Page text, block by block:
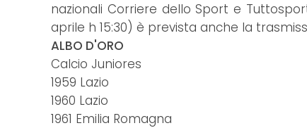
nazionali Corriere dello Sport e
aprile h 15:30) è prevista anche la
ALBO D'ORO
Calcio Juniores
1959 Lazio
1960 Lazio
1961 Emilia Romagna